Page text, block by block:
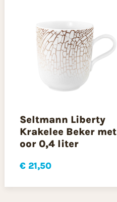
Seltmann Liberty
Krakelee Beker met
oor 0,4 liter
€ 21,50